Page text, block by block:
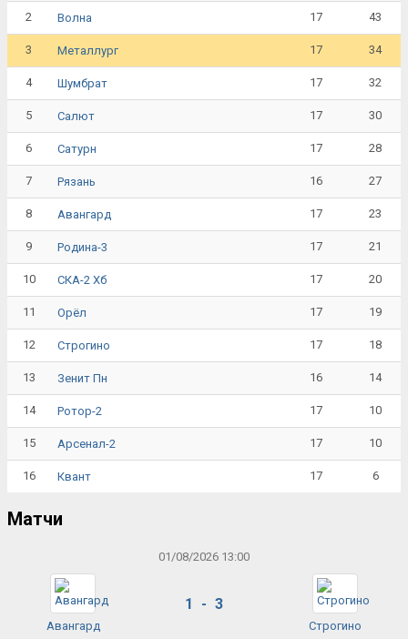
2 Волна 17 43
3 Металлург 17 34
4 Шумбрат 17 32
5 Салют 17 30
6 Сатурн 17 28
7 Рязань 16 27
8 Авангард 17 23
9 Родина-3 17 21
10 СКА-2 Хб 17 20
11 Орёл 17 19
12 Строгино 17 18
13 Зенит Пн 16 14
14 Ротор-2 17 10
15 Арсенал-2 17 10
16 Квант 17 6
Матчи
01/08/2026 13:00
Авангард
1 - 3
Строгино